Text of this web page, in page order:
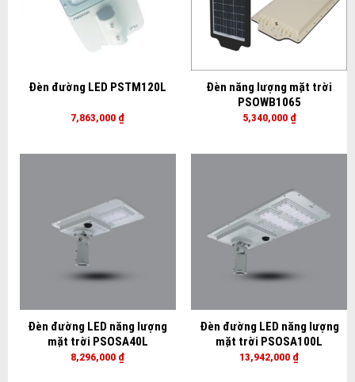
Đèn đường LED PSTM120L
7,863,000 ₫
Đèn năng lượng mặt trời
PSOWB1065
5,340,000 ₫
Đèn đường LED năng lượng
mặt trời PSOSA40L
8,296,000 ₫
Đèn đường LED năng lượng
mặt trời PSOSA100L
13,942,000 ₫